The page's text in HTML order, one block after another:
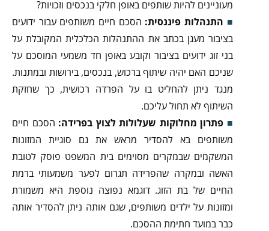
מעוניינים להיות שותפים באופן חלקי בנכסים וזכויות?
התנהלות פיננסית: הסכם חיים משותפים עבור ידועים
בציבור מעגן בכתב את ההתנהלות הכלכלית המקובלת על
בני זוג ידועים בציבור וקובע באופן חד משמעי המוסכם על
שניכם האם יהיה שיתוף ברכוש, בנכסים, בירושות ובמתנות.
מנגד ניתן להחליט בו על הפרדה רכושית, כך שחזקת
השיתוף לא תחול עליכם.
פתרון מחלוקות שעלולות לצוץ בפרידה: הסכם חיים
משותפים בא להסדיר מראש את גם סוגיית המזונות
המשקמים שבמקרים מסוימים בית המשפט פוסק לטובת
האשה ובמקרה שהפרידה תגרום לפער משמעותי ברמת
החיים של בת הזוג. דוגמא נפוצה נוספת היא משמורת
ומזונות על ילדים משותפים, שגם אותה ניתן להסדיר אותה
כבר במועד חתימת ההסכם.